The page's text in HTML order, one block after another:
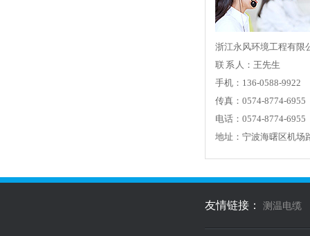
浙江永风环境工程有限
联 系 人：王先生
手机：136-0588-9922
传真：0574-8774-6955
电话：0574-8774-6955
地址：宁波海曙区机场
友情链接： 测温电缆